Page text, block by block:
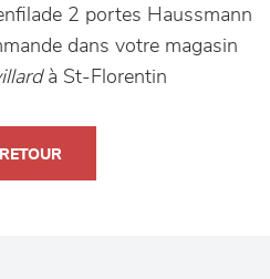
2 portes Haussmann
dans votre magasin
à St-Florentin
RETOUR